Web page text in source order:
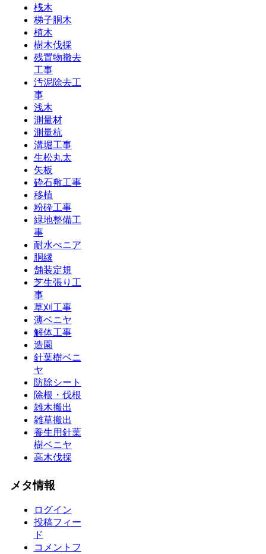
桟木
梯子胴木
植木
樹木伐採
残置物撤去
工事
汚泥除去工
事
浅木
測量材
測量杭
溝堀工事
生松丸太
矢板
砕石敷工事
移植
粉砕工事
緑地整備工
事
耐水べニア
胴縁
舗装定規
芝生張り工
事
草刈工事
薄ベニヤ
解体工事
造園
針葉樹ベニ
ヤ
防除シート
除根・伐根
雑木搬出
雑草搬出
養生用針葉
樹ベニヤ
高木伐採
メタ情報
ログイン
投稿フィー
ド
コメントフ